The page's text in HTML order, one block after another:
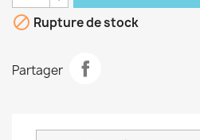
 Rupture de stock
Partager